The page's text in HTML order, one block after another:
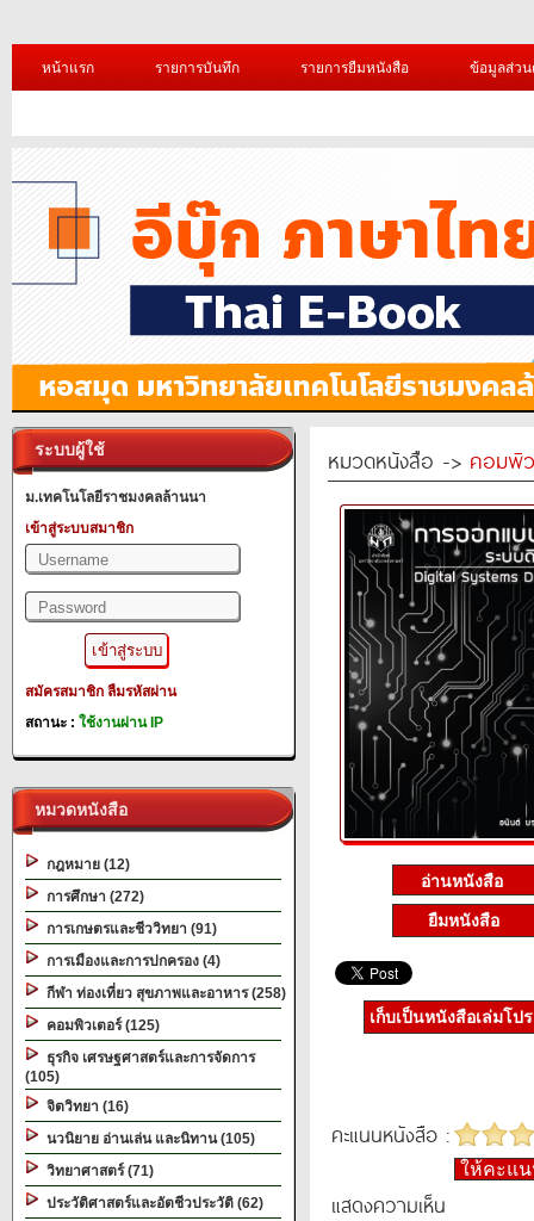
หน้าแรก รายการบันทึก รายการยืมหนังสือ ข้อมูลส่ว
ระบบผู้ใช้
ม.เทคโนโลยีราชมงคลล้านนา
เข้าสู่ระบบสมาชิก
สมัครสมาชิก ลืมรหัสผ่าน
สถานะ : ใช้งานผ่าน IP
หมวดหนังสือ
กฎหมาย (12)
การศึกษา (272)
การเกษตรและชีววิทยา (91)
การเมืองและการปกครอง (4)
กีฬา ท่องเที่ยว สุขภาพและอาหาร (258)
คอมพิวเตอร์ (125)
ธุรกิจ เศรษฐศาสตร์และการจัดการ
(105)
จิตวิทยา (16)
นวนิยาย อ่านเล่น และนิทาน (105)
วิทยาศาสตร์ (71)
ประวัติศาสตร์และอัตชีวประวัติ (62)
หมวดหนังสือ -> คอมพิ
ยืมหนังสือ
เก็บเป็นหนังสือเล่มโป
คะแนนหนังสือ :
ให้คะแ
แสดงความเห็น